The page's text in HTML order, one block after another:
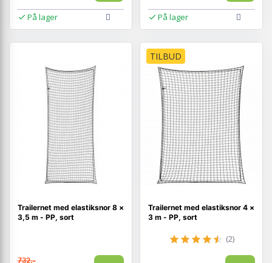
På lager På lager
Trailernet med elastiksnor 8 ×
3,5 m - PP, sort
732,-
TILBUD
Trailernet med elastiksnor 4 ×
3 m - PP, sort
(2)